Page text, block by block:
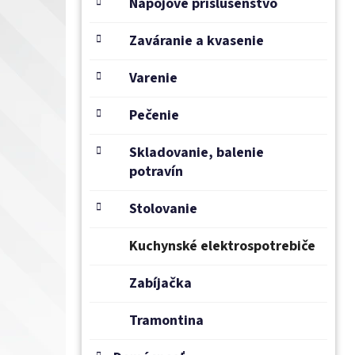
Zaváranie a kvasenie
Varenie
Pečenie
Skladovanie, balenie
potravín
Stolovanie
Kuchynské elektrospotrebiče
Zabíjačka
Tramontina